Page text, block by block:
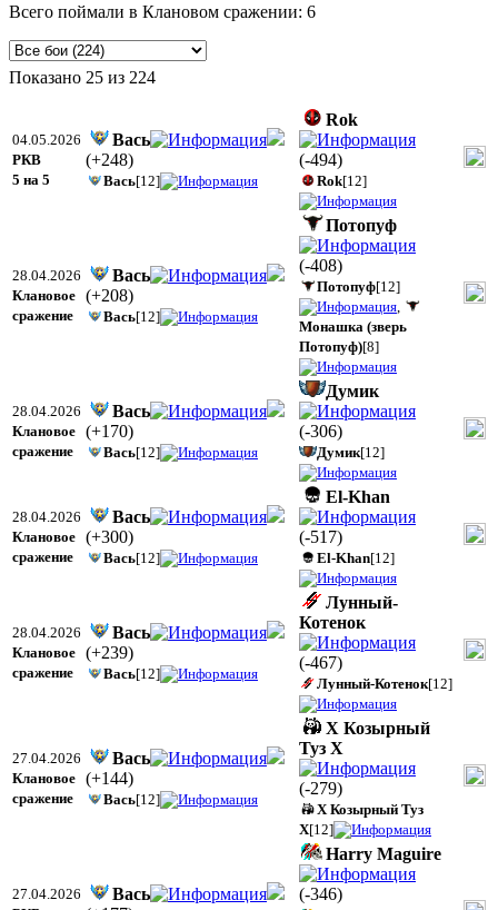
Всего поймали в Клановом сражении: 6
Показано 25 из 224
04.05.2026
РКВ
5 на 5
Вась
(+248)
Вась[12]
Rok
(-494)
Rok[12]
28.04.2026
Клановое
сражение
Вась
(+208)
Вась[12]
Потопуф
(-408)
Потопуф[12]
Монашка (зверь
Потопуф)[8]
28.04.2026
Клановое
сражение
Вась
(+170)
Вась[12]
Думик
(-306)
Думик[12]
28.04.2026
Клановое
сражение
Вась
(+300)
Вась[12]
El-Khan
(-517)
El-Khan[12]
28.04.2026
Клановое
сражение
Вась
(+239)
Вась[12]
Лунный-
Котенок
(-467)
Лунный-Котенок[12]
27.04.2026
Клановое
сражение
Вась
(+144)
Вась[12]
Х Козырный
Туз Х
(-279)
Х Козырный Туз
Х[12]
27.04.2026
Вась
Harry Maguire
(-346)